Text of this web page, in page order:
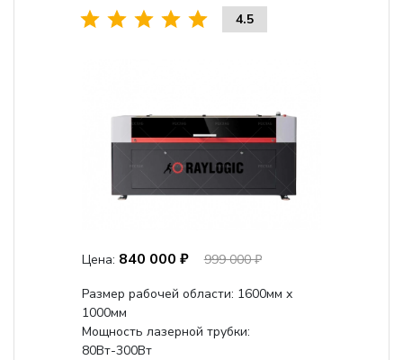
4.5
Цена: 840 000 ₽
999 000 ₽
Размер рабочей области: 1600мм х
1000мм
Мощность лазерной трубки:
80Вт-300Вт